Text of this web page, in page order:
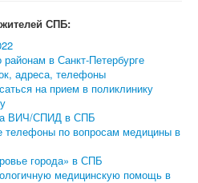
СПБ:
в Санкт-Петербурге
адреса, телефоны
на прием в поликлинику
ВИЧ/СПИД в СПБ
телефоны по вопросам медицины в
города» в СПБ
медицинскую помощь в